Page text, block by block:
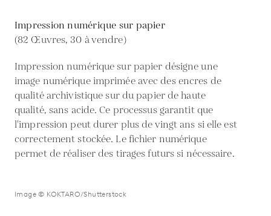
Impression numérique sur papier
(82 Œuvres, 30 à vendre)
Impression numérique sur papier désigne une
image numérique imprimée avec des encres de
qualité archivistique sur du papier de haute
qualité, sans acide. Ce processus garantit que
l'impression peut durer plus de vingt ans si elle est
correctement stockée. Le fichier numérique
permet de réaliser des tirages futurs si nécessaire.
Image © KOKTARO/Shutterstock